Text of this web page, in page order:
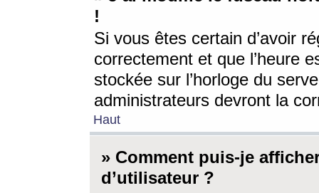
!
Si vous êtes certain d’avoir
correctement et que l’heure
stockée sur l’horloge du
administrateurs devront la
Haut
» Comment puis-je
d’utilisateur ?